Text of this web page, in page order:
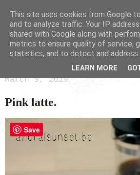
March 9, 2019
Pink latte.
This site uses cookies from Google
and to analyze traffic. Your IP
shared with Google along with
metrics to ensure quality of service,
statistics, and to detect and address
LEARN MORE
Save